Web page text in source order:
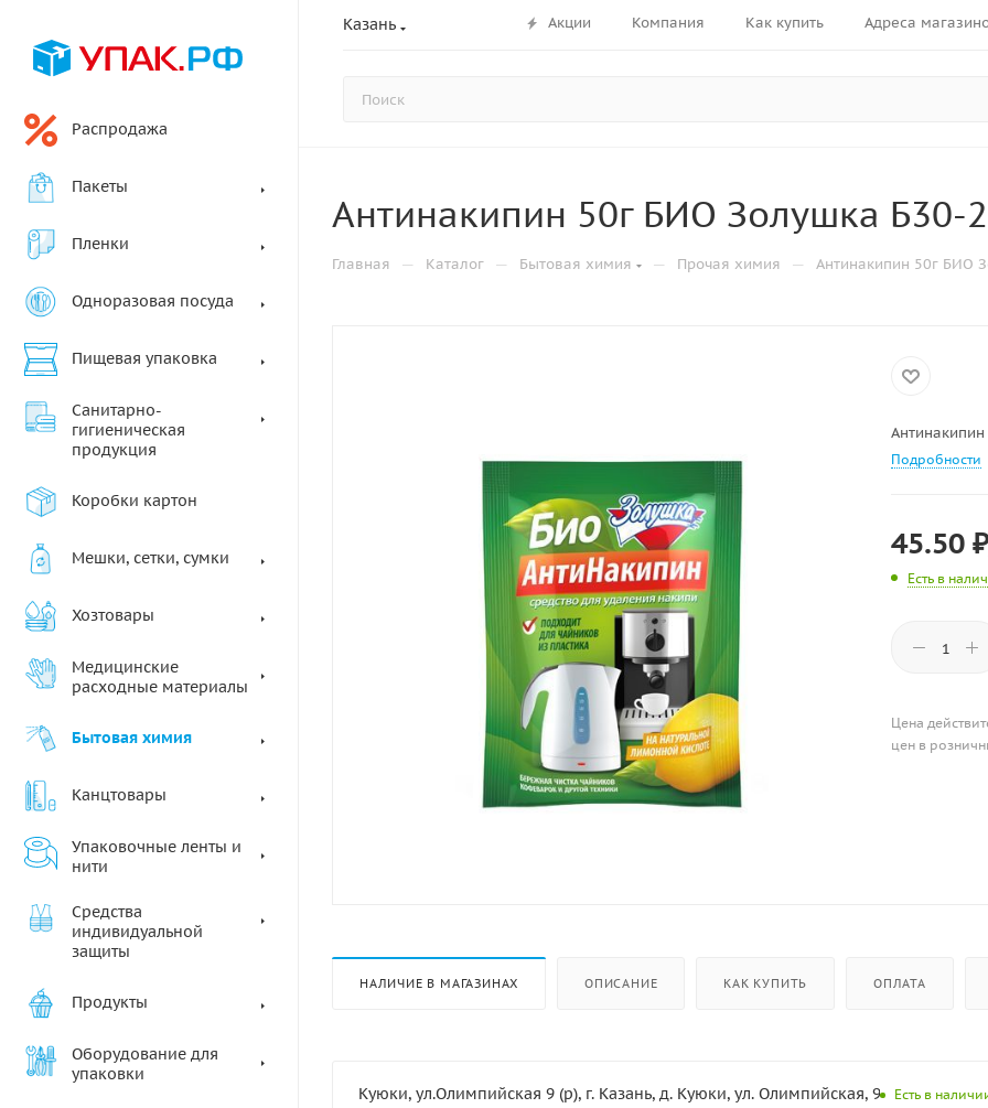
Казань Акции Компания Как купить Адреса
Распродажа
Пакеты
Пленки
Одноразовая посуда
Пищевая упаковка
Санитарно-
гигиеническая
продукция
Коробки картон
Мешки, сетки, сумки
Хозтовары
Медицинские
расходные материалы
Бытовая химия
Канцтовары
Упаковочные ленты и
нити
Средства
индивидуальной
защиты
Продукты
Оборудование для
упаковки
Антинакипин 50г БИО Золушка Б30-
Главная — Каталог — Бытовая химия — Прочая химия — Антинакипин 50г БИО
Подробности
45.50₽
Есть в
Цена
цен в
НАЛИЧИЕ В МАГАЗИНАХ ОПИСАНИЕ КАК КУПИТЬ ОПЛАТА
Куюки, ул.Олимпийская 9 (р), г. Казань, д. Куюки, ул. Олимпийская, 9 Есть в